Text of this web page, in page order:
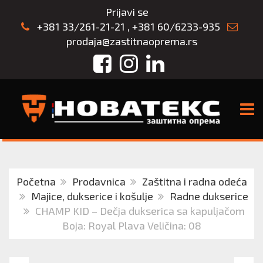
Prijavi se
+381 33/261-21-21 , +381 60/6233-935
prodaja@zastitnaoprema.rs
FacebookInstagram
LinkedIn
Početna Prodavnica
Zaštitna i radna odeća
Majice, dukserice i košulje
Radne dukserice
CHAMP KID – Dečja dukserica sa kapuljačom
Boja: Royal Plava Veličina: 08